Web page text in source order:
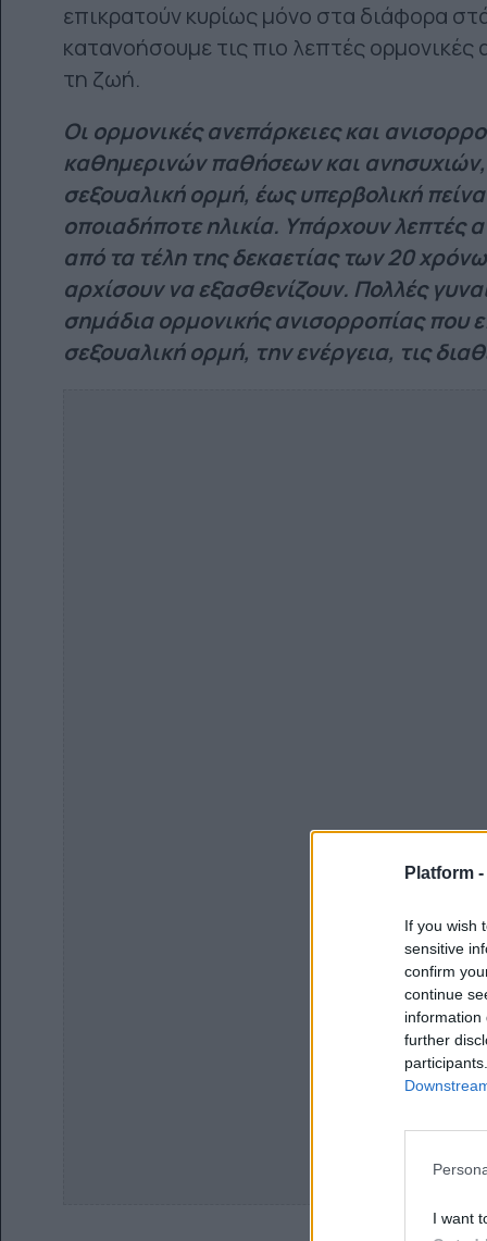
Platform -
If you wish
sensitive
confirm
continue
information
further
I want
επικρατούν κυρίως μόνο στα διάφορα
κατανοήσουμε τις πιο λεπτές
τη ζωή.
Οι ορμονικές ανεπάρκειες και
καθημερινών παθήσεων και
σεξουαλική ορμή, έως υπερβολική
οποιαδήποτε ηλικία. Υπάρχουν λεπτές
από τα τέλη της δεκαετίας των 20
αρχίσουν να εξασθενίζουν. Πολλές
σημάδια ορμονικής ανισορροπίας που
σεξουαλική ορμή, την ενέργεια, τις